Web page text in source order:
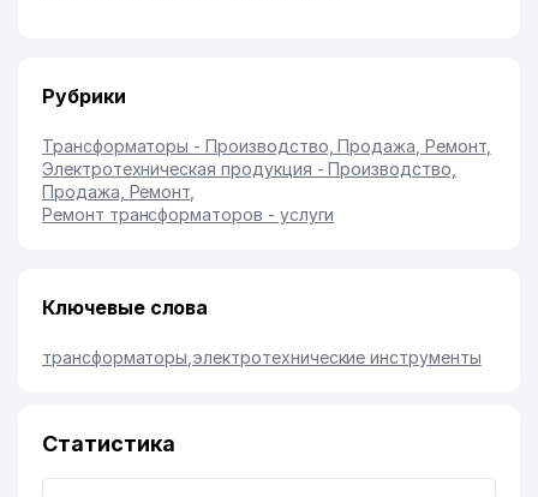
Рубрики
Трансформаторы - Производство, Продажа, Ремонт,
Электротехническая продукция - Производство,
Продажа, Ремонт
Ремонт трансформаторов - услуги
Ключевые слова
трансформаторы электротехнические инструменты
Статистика